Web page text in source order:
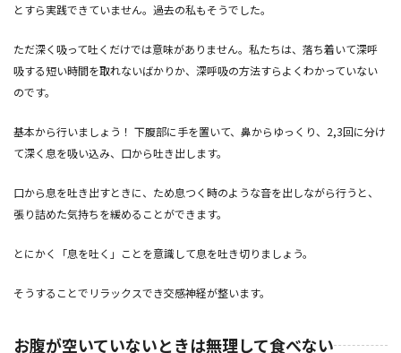
とすら実践できていません。過去の私もそうでした。
ただ深く吸って吐くだけでは意味がありません。私たちは、落ち着いて深呼
吸する短い時間を取れないばかりか、深呼吸の方法すらよくわかっていない
のです。
基本から行いましょう！ 下腹部に手を置いて、鼻からゆっくり、2,3回に分け
て深く息を吸い込み、口から吐き出します。
口から息を吐き出すときに、ため息つく時のような音を出しながら行うと、
張り詰めた気持ちを緩めることができます。
とにかく「息を吐く」ことを意識して息を吐き切りましょう。
そうすることでリラックスでき交感神経が整います。
お腹が空いていないときは無理して食べない